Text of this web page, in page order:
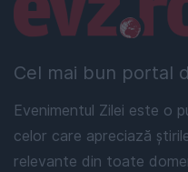
Cel mai bun portal
Evenimentul Zilei este o
celor care apreciază
relevante din toate